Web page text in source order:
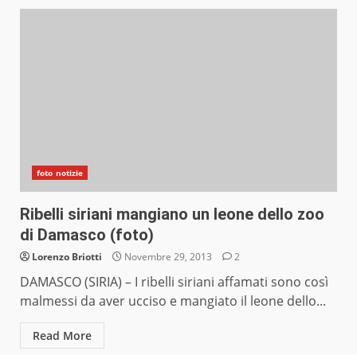
foto notizie
Ribelli siriani mangiano un leone dello zoo
di Damasco (foto)
Lorenzo Briotti Novembre 29, 2013 2
DAMASCO (SIRIA) – I ribelli siriani affamati sono così
malmessi da aver ucciso e mangiato il leone dello...
Read More